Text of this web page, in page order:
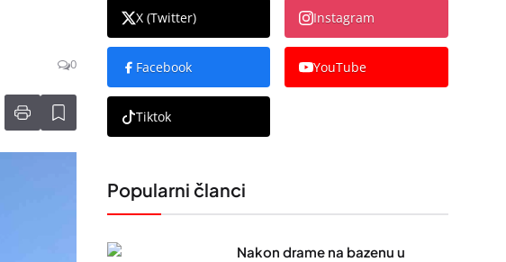
0
X (Twitter) Instagram
Facebook YouTube
Tiktok
Popularni članci
Nakon drame na bazenu u